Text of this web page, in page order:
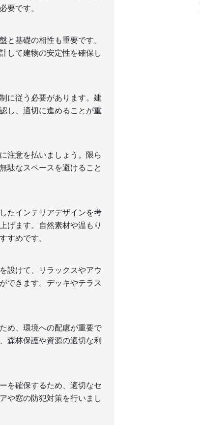
要です。
と基礎の相性も重要です。
して建物の安定性を確保し
に従う必要があります。建
し、適切に進めることが重
注意を払いましょう。限ら
駄なスペースを避けること
たインテリアデザインを考
げます。自然素材や温もり
すめです。
設けて、リラックスやアウ
できます。デッキやテラス
め、環境への配慮が重要で
森林保護や資源の適切な利
を確保するため、適切なセ
や窓の防犯対策を行いまし